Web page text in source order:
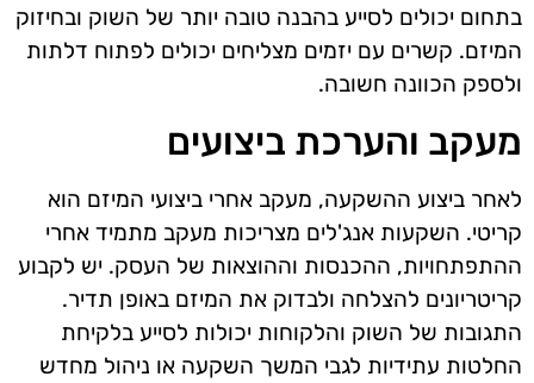
בתחום יכולים לסייע בהבנה טובה יותר של השוק ובחיזוק
המיזם. קשרים עם יזמים מצליחים יכולים לפתוח דלתות
ולספק הכוונה חשובה.
מעקב והערכת ביצועים
לאחר ביצוע ההשקעה, מעקב אחרי ביצועי המיזם הוא
קריטי. השקעות אנג'לים מצריכות מעקב מתמיד אחרי
ההתפתחויות, ההכנסות וההוצאות של העסק. יש לקבוע
קריטריונים להצלחה ולבדוק את המיזם באופן תדיר.
התגובות של השוק והלקוחות יכולות לסייע בלקיחת
החלטות עתידיות לגבי המשך השקעה או ניהול מחדש